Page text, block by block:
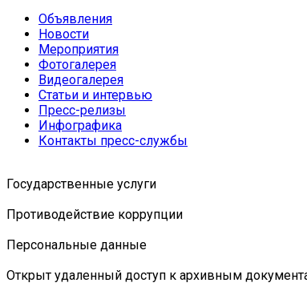
Объявления
Новости
Мероприятия
Фотогалерея
Видеогалерея
Статьи и интервью
Пресс-релизы
Инфографика
Контакты пресс-службы
Государственные услуги
Противодействие коррупции
Персональные данные
Открыт удаленный доступ к архивным